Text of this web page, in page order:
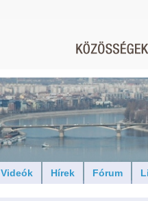
Videók Hírek Fórum